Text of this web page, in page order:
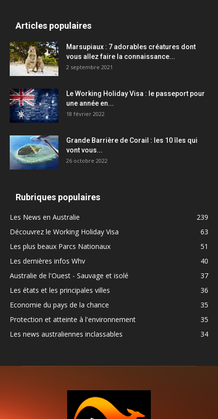
Articles populaires
Marsupiaux : 7 adorables créatures dont
vous allez faire la connaissance...
2 septembre 2021
Le Working Holiday Visa : le passeport pour
une année en...
18 février 2022
Grande Barrière de Corail : les 10 îles qui
vont vous...
26 octobre 2022
Rubriques populaires
Les News en Australie
239
Découvrez le Working Holiday Visa
63
Les plus beaux Parcs Nationaux
51
Les dernières infos Whv
40
Australie de l'Ouest - Sauvage et isolé
37
Les états et les principales villes
36
Economie du pays de la chance
35
Protection et atteinte à l'environnement
35
Les news australiennes inclassables
34